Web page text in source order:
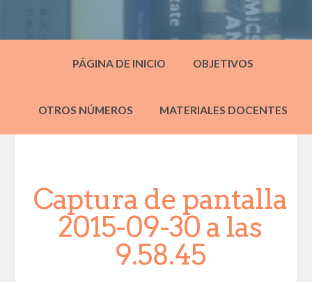
PÁGINA DE INICIO OBJETIVOS
OTROS NÚMEROS MATERIALES DOCENTES
Captura de pantalla
2015-09-30 a las
9.58.45